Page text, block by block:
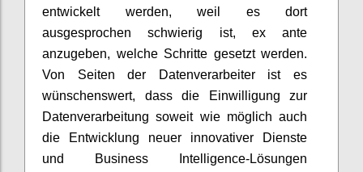
entwickelt werden, weil es dort
ausgesprochen schwierig ist, ex ante
anzugeben, welche Schritte gesetzt werden.
Von Seiten der Datenverarbeiter ist es
wünschenswert, dass die Einwilligung zur
Datenverarbeitung soweit wie möglich auch
die Entwicklung neuer innovativer Dienste
und Business Intelligence-Lösungen